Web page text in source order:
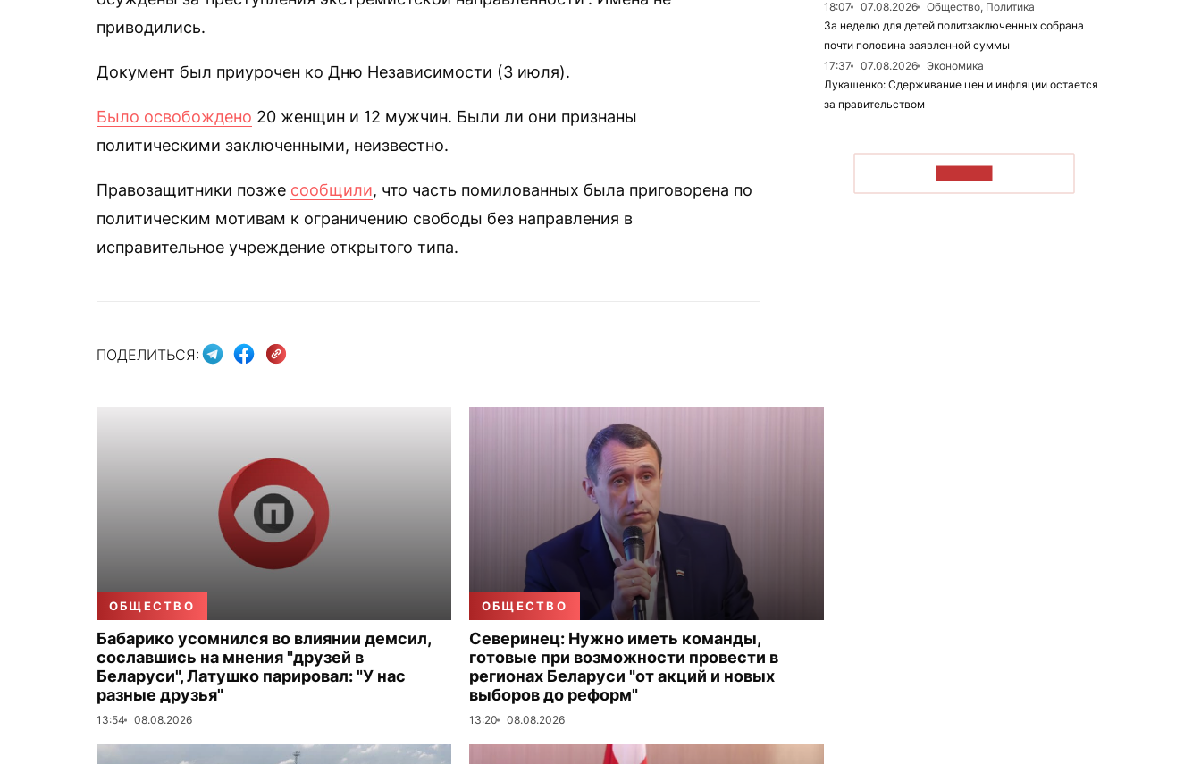
приводились.
Документ был приурочен ко Дню Независимости (3 июля).
Было освобождено 20 женщин и 12 мужчин. Были ли они признаны
политическими заключенными, неизвестно.
Правозащитники позже сообщили, что часть помилованных была приговорена по
политическим мотивам к ограничению свободы без направления в
исправительное учреждение открытого типа.
ПОДЕЛИТЬСЯ:
ОБЩЕСТВО
Бабарико усомнился во влиянии демсил,
сославшись на мнения "друзей в
Беларуси", Латушко парировал: "У нас
разные друзья"
13:54 08.08.2026
ОБЩЕСТВО
Северинец: Нужно иметь команды,
готовые при возможности провести в
регионах Беларуси "от акций и новых
выборов до реформ"
13:20 08.08.2026
18:07
07.08.2026
Общество, Политика
За неделю для детей политзаключенных собрана
почти половина заявленной суммы
17:37
07.08.2026
Экономика
Лукашенко: Сдерживание цен и инфляции остается
за правительством